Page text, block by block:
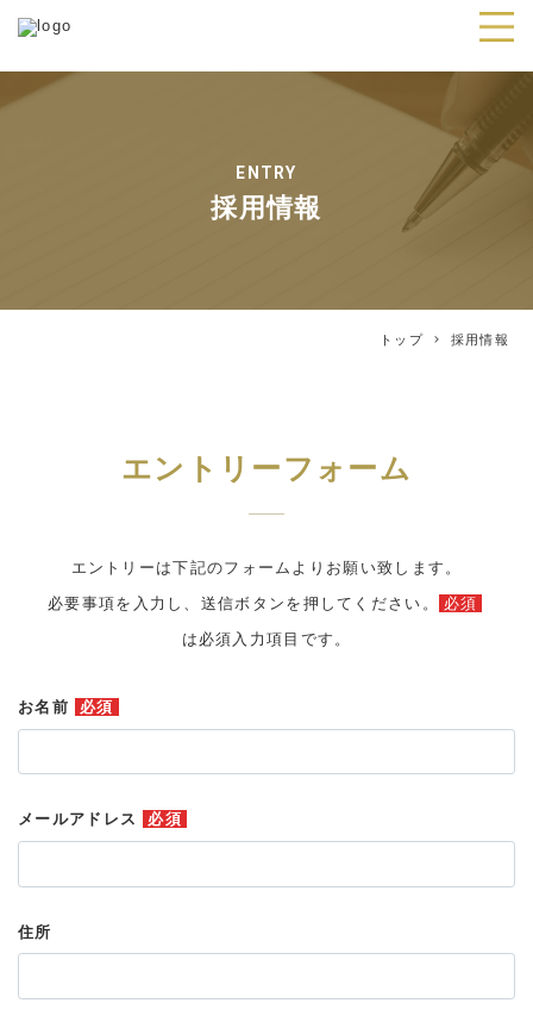
ENTRY
採用情報
トップ 採用情報
エントリーフォーム
エントリーは下記のフォームよりお願い致します。
必要事項を入力し、送信ボタンを押してください。
必須
は必須入力項目です。
お名前 必須
メールアドレス 必須
住所